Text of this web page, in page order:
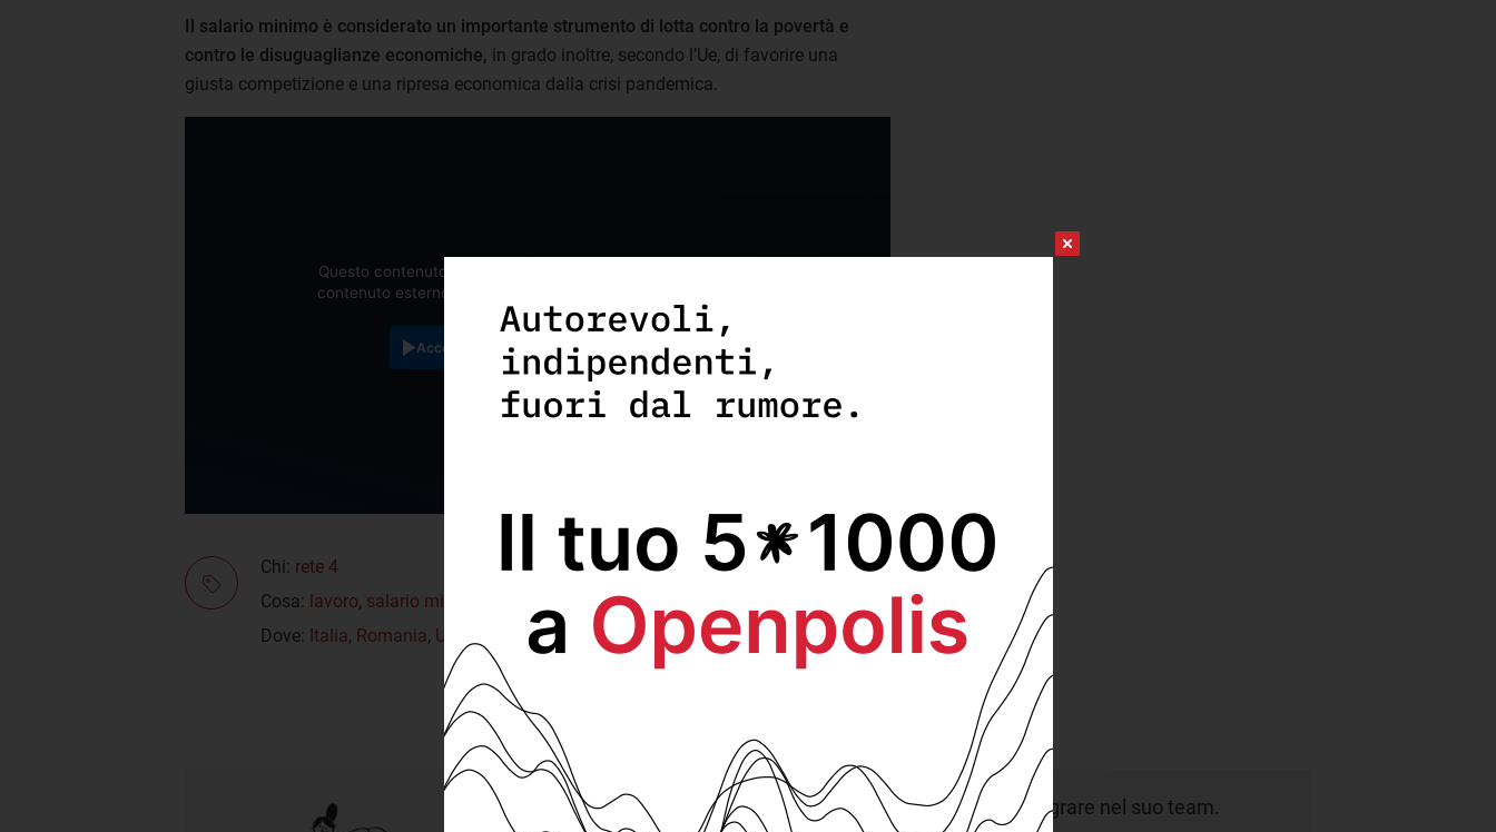
Il salario minimo è considerato un importante strumento di lotta contro la povertà e
contro le disuguaglianze economiche, in grado inoltre, secondo l’Ue, di favorire una
giusta competizione e una ripresa economica dalla crisi pandemica.
Questo contenuto è ospitato da una terza parte. Mostrando il
contenuto esterno accetti i
Accetta Accetta e salva preferenza
Chi: rete 4
Cosa: lavoro, salario minimo
Dove: Italia, Romania, Unione europea
DEPPcerca un/aSenior DevOps/Cloud Engineer da integrare nel suo team.